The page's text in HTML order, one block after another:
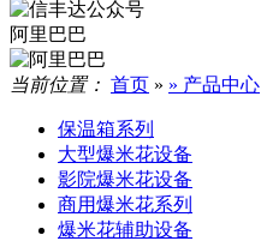
阿里巴巴
当前位置： 首页 » » 产品中心
保温箱系列
大型爆米花设备
影院爆米花设备
商用爆米花系列
爆米花辅助设备